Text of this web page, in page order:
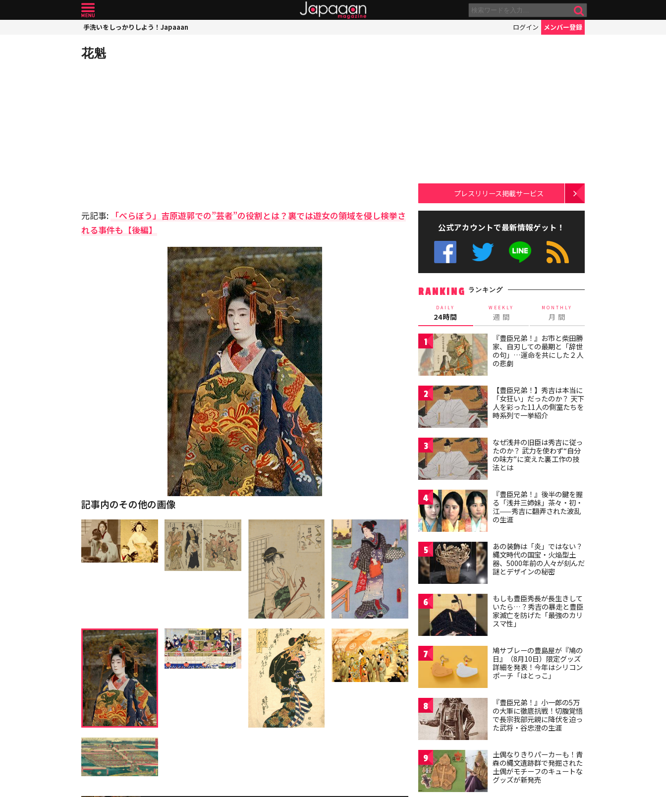
手洗いをしっかりしよう！Japaaan ログイン メンバー登録
花魁
元記事: 「べらぼう」吉原遊郭での”芸者”の役割とは？裏では遊女の領域を侵し検挙さ
れる事件も【後編】
記事内のその他の画像
プレスリリース掲載サービス
公式アカウントで最新情報ゲット！
RANKING ランキング
DAILY
24時間
WEEKLY
週 間
MONTHLY
月 間
1
『豊臣兄弟！』お市と柴田勝
家、自刃しての最期と「辞世
の句」…運命を共にした２人
の悲劇
2
【豊臣兄弟！】秀吉は本当に
「女狂い」だったのか？ 天下
人を彩った11人の側室たちを
時系列で一挙紹介
3
なぜ浅井の旧臣は秀吉に従っ
たのか？ 武力を使わず“自分
の味方”に変えた裏工作の技
法とは
4
『豊臣兄弟！』後半の鍵を握
る「浅井三姉妹」茶々・初・
江——秀吉に翻弄された波乱
の生涯
5
あの装飾は「炎」ではない？
縄文時代の国宝・火焔型土
器、5000年前の人々が刻んだ
謎とデザインの秘密
6
もしも豊臣秀長が長生きして
いたら…？秀吉の暴走と豊臣
家滅亡を防げた「最強のカリ
スマ性」
7
鳩サブレーの豊島屋が『鳩の
日』（8月10日）限定グッズ
詳細を発表！今年はシリコン
ポーチ「はとっこ」
8
『豊臣兄弟！』小一郎の5万
の大軍に徹底抗戦！切腹覚悟
で長宗我部元親に降伏を迫っ
た武将・谷忠澄の生涯
9
土偶なりきりパーカーも！青
森の縄文遺跡群で発掘された
土偶がモチーフのキュートな
グッズが新発売